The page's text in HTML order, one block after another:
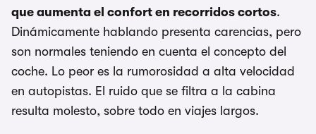
que aumenta el confort en recorridos cortos.
Dinámicamente hablando presenta carencias, pero
son normales teniendo en cuenta el concepto del
coche. Lo peor es la rumorosidad a alta velocidad
en autopistas. El ruido que se filtra a la cabina
resulta molesto, sobre todo en viajes largos.